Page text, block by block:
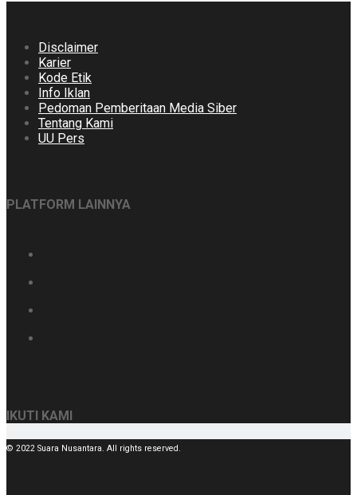
Disclaimer
Karier
Kode Etik
Info Iklan
Pedoman Pemberitaan Media Siber
Tentang Kami
UU Pers
PLATFORM LAINNYA
IKUTI KAMI
© 2022 Suara Nusantara. All rights reserved.